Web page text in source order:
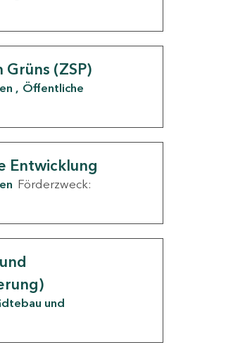
(ZSP)
Öffentliche
Entwicklung
Förderzweck:
und